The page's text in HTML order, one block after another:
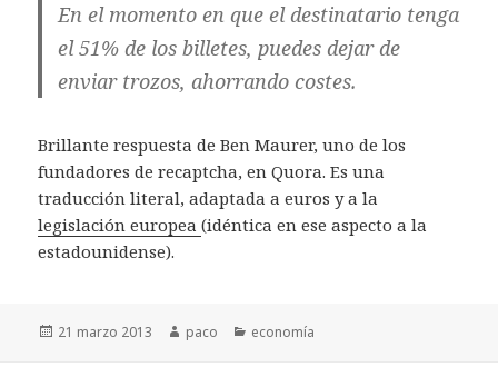
En el momento en que el destinatario tenga
el 51% de los billetes, puedes dejar de
enviar trozos, ahorrando costes.
Brillante respuesta de Ben Maurer, uno de los
fundadores de recaptcha, en Quora. Es una
traducción literal, adaptada a euros y a la
legislación europea(idéntica en ese aspecto a la
estadounidense).
Publicado
21 marzo 2013 Autor
paco Categorías
economía